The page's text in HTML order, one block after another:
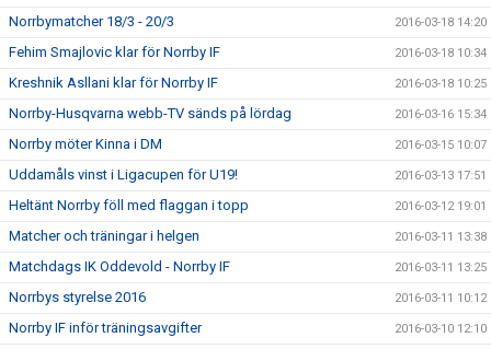
Norrbymatcher 18/3 - 20/3 2016-03-18 14:20
Fehim Smajlovic klar för Norrby IF 2016-03-18 10:34
Kreshnik Asllani klar för Norrby IF 2016-03-18 10:25
Norrby-Husqvarna webb-TV sänds på lördag 2016-03-16 15:34
Norrby möter Kinna i DM 2016-03-15 10:07
Uddamåls vinst i Ligacupen för U19! 2016-03-13 17:51
Heltänt Norrby föll med flaggan i topp 2016-03-12 19:01
Matcher och träningar i helgen 2016-03-11 13:38
Matchdags IK Oddevold - Norrby IF 2016-03-11 13:25
Norrbys styrelse 2016 2016-03-11 10:12
Norrby IF inför träningsavgifter 2016-03-10 12:10